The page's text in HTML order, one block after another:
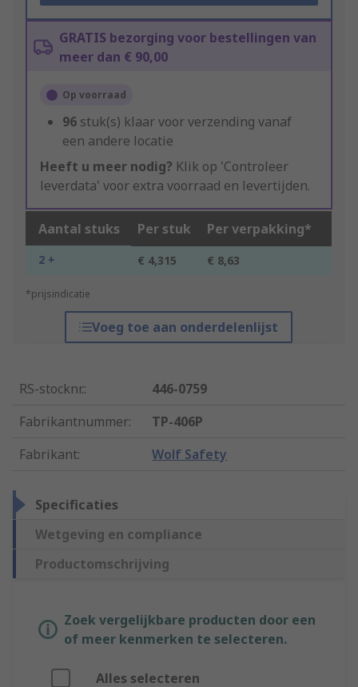
GRATIS bezorging voor bestellingen van
meer dan € 90,00
Op voorraad
96 stuk(s) klaar voor verzending vanaf
een andere locatie
Heeft u meer nodig? Klik op 'Controleer
leverdata' voor extra voorraad en levertijden.
Aantal stuks Per stuk Per verpakking*
2 + € 4,315 € 8,63
*prijsindicatie
Voeg toe aan onderdelenlijst
RS-stocknr.:
446-0759
Fabrikantnummer:
TP-406P
Fabrikant: Wolf Safety
Specificaties
Wetgeving en compliance
Productomschrijving
Zoek vergelijkbare producten door een
of meer kenmerken te selecteren.
Alles selecteren